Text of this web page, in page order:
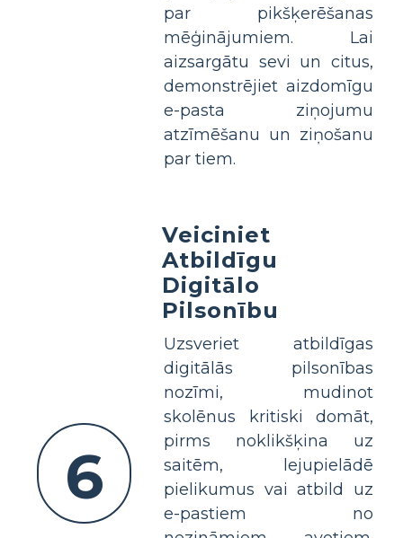
par pikšķerēšanas
mēģinājumiem. Lai
aizsargātu sevi un citus,
demonstrējiet aizdomīgu
e-pasta ziņojumu
atzīmēšanu un ziņošanu
par tiem.
6
Veiciniet
Atbildīgu
Digitālo
Pilsonību
Uzsveriet atbildīgas
digitālās pilsonības
nozīmi, mudinot
skolēnus kritiski domāt,
pirms noklikšķina uz
saitēm, lejupielādē
pielikumus vai atbild uz
e-pastiem no